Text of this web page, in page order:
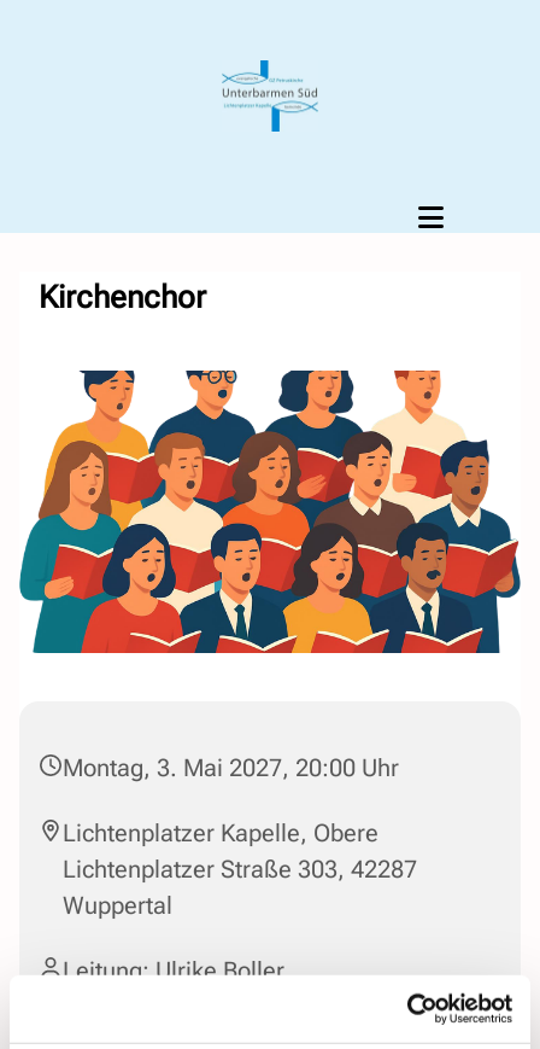
Kirchenchor
Montag, 3. Mai 2027, 20:00 Uhr
Lichtenplatzer Kapelle, Obere
Lichtenplatzer Straße 303, 42287
Wuppertal
Leitung: Ulrike Boller